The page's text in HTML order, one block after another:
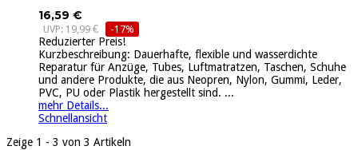
16,59 €
UVP: 19,99 € -17%
Reduzierter Preis!
Kurzbeschreibung: Dauerhafte, flexible und wasserdichte
Reparatur für Anzüge, Tubes, Luftmatratzen, Taschen, Schuhe
und andere Produkte, die aus Neopren, Nylon, Gummi, Leder,
PVC, PU oder Plastik hergestellt sind. ...
mehr Details...
Schnellansicht
Zeige 1 - 3 von 3 Artikeln